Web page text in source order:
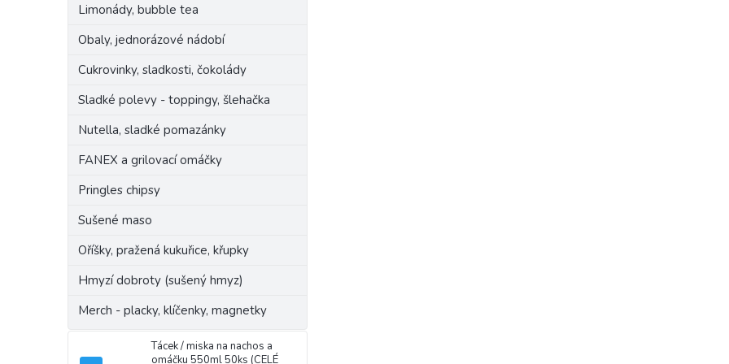
Limonády, bubble tea
Obaly, jednorázové nádobí
Cukrovinky, sladkosti, čokolády
Sladké polevy - toppingy, šlehačka
Nutella, sladké pomazánky
FANEX a grilovací omáčky
Pringles chipsy
Sušené maso
Oříšky, pražená kukuřice, křupky
Hmyzí dobroty (sušený hmyz)
Merch - placky, klíčenky, magnetky
Tácek / miska na nachos a
omáčku 550ml 50ks (CELÉ